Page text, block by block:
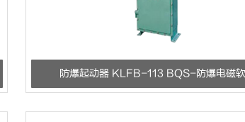
防爆起动器 KLFB-113 BQS-防爆电磁